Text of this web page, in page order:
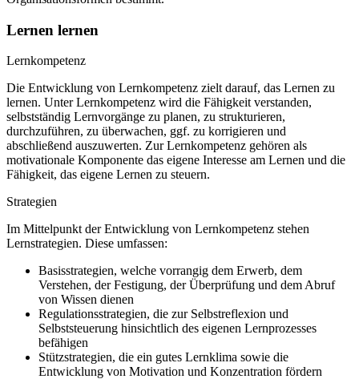
Lernen lernen
Lernkompetenz
Die Entwicklung von Lernkompetenz zielt darauf, das Lernen zu
lernen. Unter Lernkompetenz wird die Fähigkeit verstanden,
selbstständig Lernvorgänge zu planen, zu strukturieren,
durchzuführen, zu überwachen, ggf. zu korrigieren und
abschließend auszuwerten. Zur Lernkompetenz gehören als
motivationale Komponente das eigene Interesse am Lernen und die
Fähigkeit, das eigene Lernen zu steuern.
Strategien
Im Mittelpunkt der Entwicklung von Lernkompetenz stehen
Lernstrategien. Diese umfassen:
Basisstrategien, welche vorrangig dem Erwerb, dem
Verstehen, der Festigung, der Überprüfung und dem Abruf
von Wissen dienen
Regulationsstrategien, die zur Selbstreflexion und
Selbststeuerung hinsichtlich des eigenen Lernprozesses
befähigen
Stützstrategien, die ein gutes Lernklima sowie die
Entwicklung von Motivation und Konzentration fördern